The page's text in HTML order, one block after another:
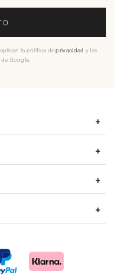
la política deprivacidad y las
Google.